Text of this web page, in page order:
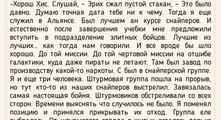
–Хорош Хис. Слушай, – Эрих сжал пустой стакан, – Это было
давно. Думаю точная дата тебе ни к чему. Тогда я еще
служил в Альянсе. Был лучшем ан курсе снайперов. И
естественно после завершения учебки мне предложили
вступить в подразделение элитных бойцов. Лучшие из
лучших… как тогда нам говорили. И все вроде бы шло
хорошо. До той миссии. До той чертовой миссии на отшибе
галактики, куда даже пираты не летают. Там был завод по
производству какой-то наркоты. С был в снайперской группе.
Я и еще три человека. Штурмовая группа пошла на прорыв,
но тут кто-то из наших снайперов выстрелил. Завязалась
самая настоящая бойня. Штурмовиков обстреливали со всех
сторон. Времени выяснять что случилось не было. Я поменял
позицию и принялся прикрывать их отход. Группа еле